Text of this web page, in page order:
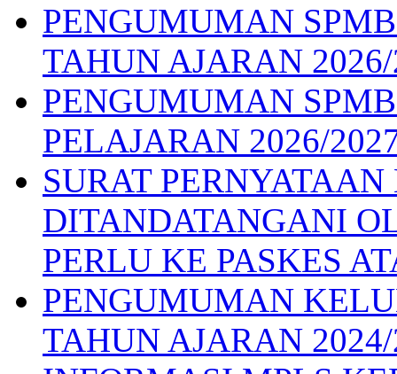
PENGUMUMAN
TAHUN AJARAN
PENGUMUMAN
PELAJARAN 2026/
SURAT
DITANDATANGANI
PERLU KE PASKES
PENGUMUMAN
TAHUN AJARAN